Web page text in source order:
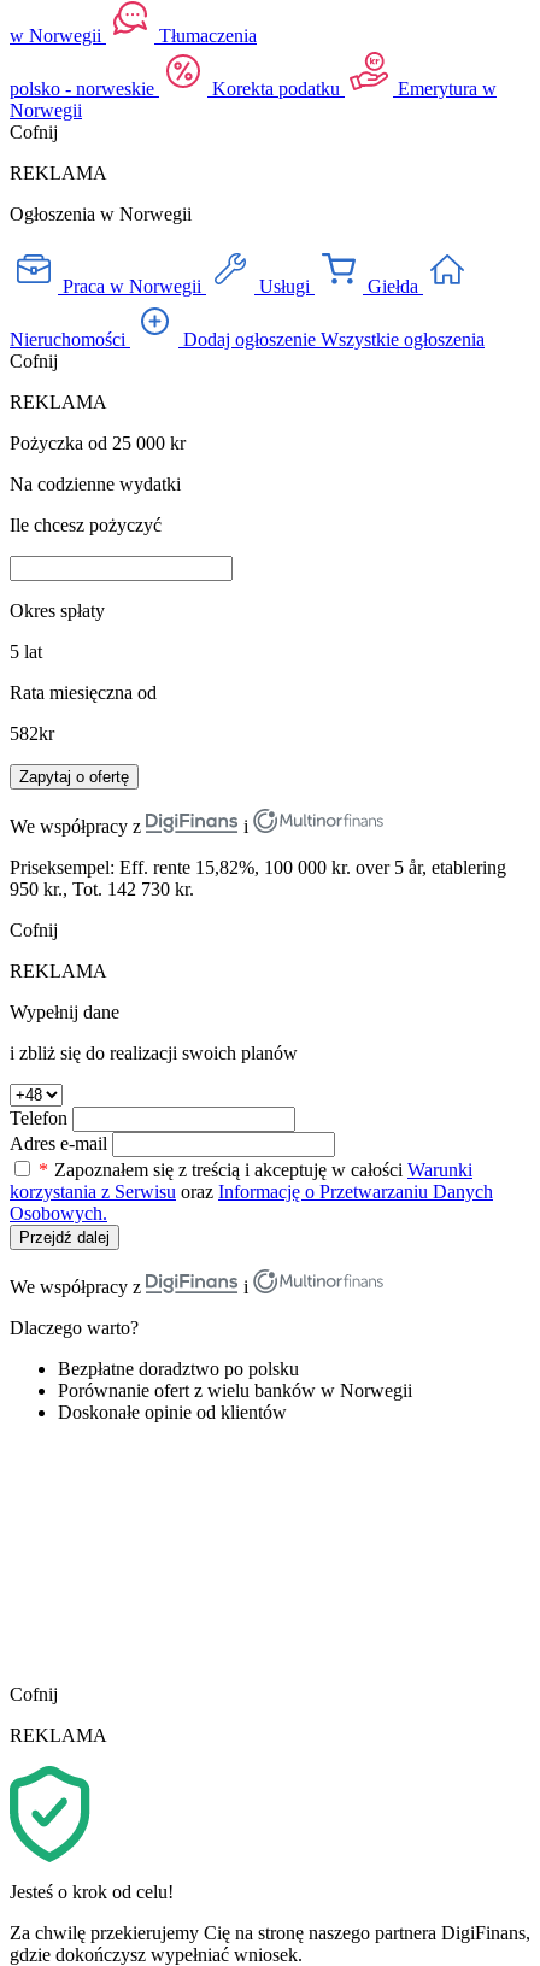
w Norwegii Tłumaczenia
polsko - norweskie Korekta podatku
Emerytura w
Norwegii
Cofnij
REKLAMA
Ogłoszenia w Norwegii
Praca w Norwegii Usługi Giełda
Nieruchomości Dodaj ogłoszenie Wszystkie ogłoszenia
Cofnij
REKLAMA
Pożyczka od 25 000 kr
Na codzienne wydatki
Ile chcesz pożyczyć
Okres spłaty
5 lat
Rata miesięczna od
582kr
Zapytaj o ofertę
We współpracy z
i
Priseksempel: Eff. rente 15,82%, 100 000 kr. over 5 år, etablering
950 kr., Tot. 142 730 kr.
Cofnij
REKLAMA
Wypełnij dane
i zbliż się do realizacji swoich planów
Telefon
Adres e-mail
* Zapoznałem się z treścią i akceptuję w całości Warunki
korzystania z Serwisu oraz Informację o Przetwarzaniu Danych
Osobowych.
Przejdź dalej
We współpracy z
i
Dlaczego warto?
Bezpłatne doradztwo po polsku
Porównanie ofert z wielu banków w Norwegii
Doskonałe opinie od klientów
Cofnij
REKLAMA
Jesteś o krok od celu!
Za chwilę przekierujemy Cię na stronę naszego partnera DigiFinans,
gdzie dokończysz wypełniać wniosek.